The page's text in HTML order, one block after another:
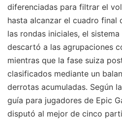
diferenciadas para filtrar el
hasta alcanzar el cuadro final
las rondas iniciales, el
descartó a las agrupaciones
mientras que la fase suiza
clasificados mediante un
derrotas acumuladas. Según
guía para jugadores de Epic
disputó al mejor de cinco